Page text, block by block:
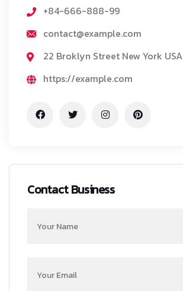
+84-666-888-99
contact@example.com
22 Broklyn Street New York USA
https://example.com
Contact Business